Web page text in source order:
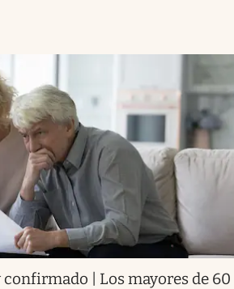
| Los mayores de 60